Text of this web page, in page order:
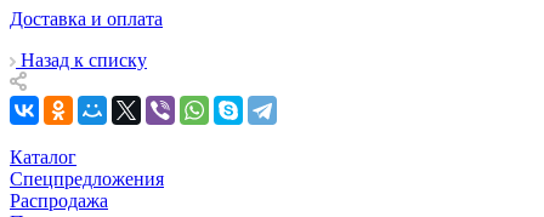
Доставка и оплата
Назад к списку
Каталог
Спецпредложения
Распродажа